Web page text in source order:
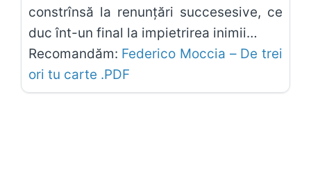
constrînsă la renunțări succesesive, ce
duc înt-un final la impietrirea inimii…
Recomandăm: Federico Moccia – De trei
ori tu carte .PDF